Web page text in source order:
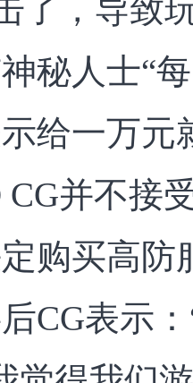
了，导致
秘人士“
给一万元
CG并不接
购买高防
CG表示